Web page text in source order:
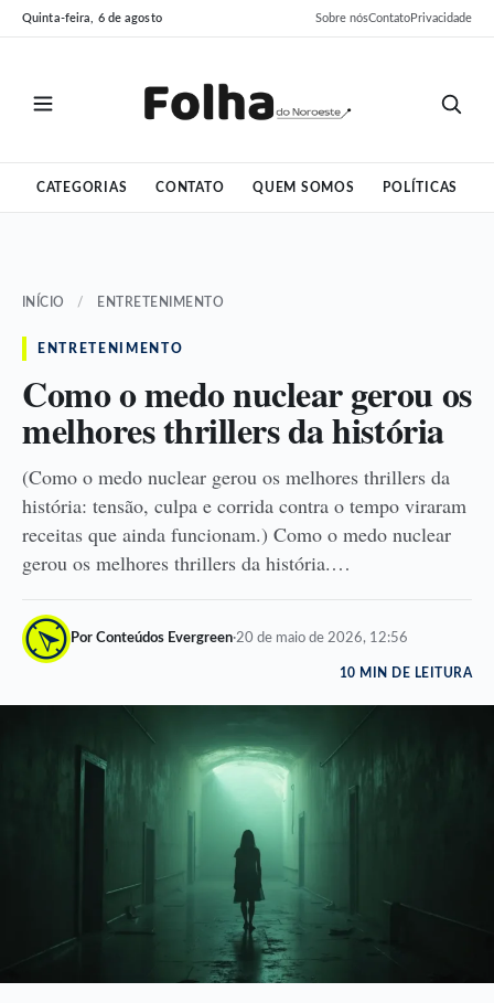
Pular
para
Pular
para
Quinta-feira, 6 de agosto Sobre nósContatoPrivacidade
CATEGORIAS CONTATO QUEM SOMOS POLÍTICAS
INÍCIO / ENTRETENIMENTO
ENTRETENIMENTO
Como o medo nuclear gerou os
melhores thrillers da história
(Como o medo nuclear gerou os melhores thrillers da
história: tensão, culpa e corrida contra o tempo viraram
receitas que ainda funcionam.) Como o medo nuclear
gerou os melhores thrillers da história.…
Por Conteúdos Evergreen·20 de maio de 2026, 12:56
10 MIN DE LEITURA